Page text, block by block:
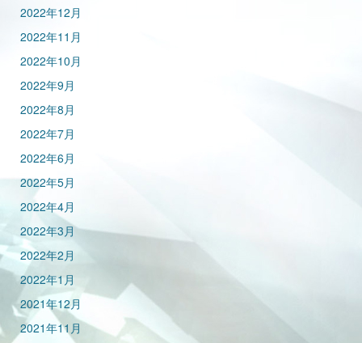
2022年12月
2022年11月
2022年10月
2022年9月
2022年8月
2022年7月
2022年6月
2022年5月
2022年4月
2022年3月
2022年2月
2022年1月
2021年12月
2021年11月